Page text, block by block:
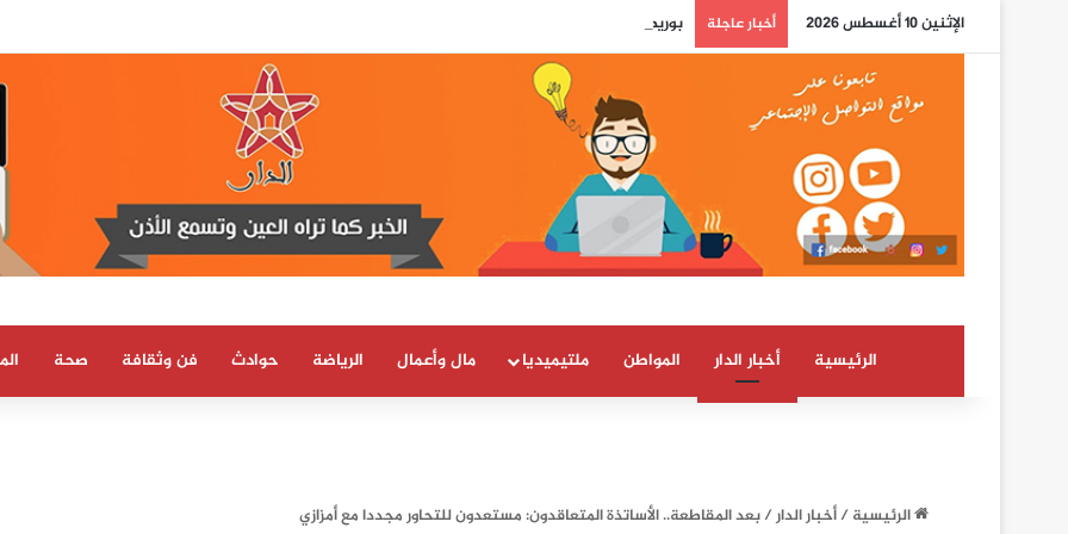
الإثنين 10 أغسطس 2026 أخبار عاجلة بوريطة: اعتراف كولومبيا بسيادة المغرب على صحرائه «قرار تاريخي»…
الرئيسية أخبار الدار المواطن ملتيميديا مال وأعمال الرياضة حوادث فن وثقافة صحة
الرئيسية/أخبار الدار/بعد المقاطعة.. الأساتذة المتعاقدون: مستعدون للتحاور مجددا مع أمزازي